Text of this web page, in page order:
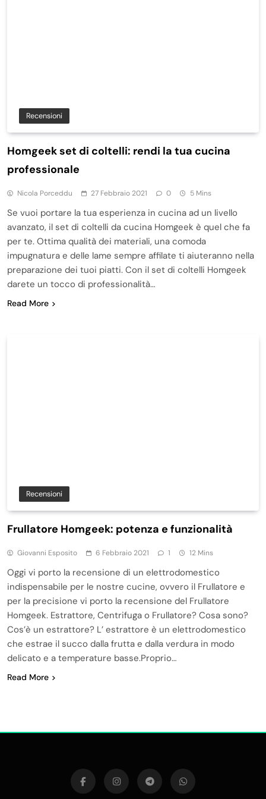
Recensioni
Homgeek set di coltelli: rendi la tua cucina
professionale
Nicola Porceddu 27 Febbraio 2021 0 5 Mins
Se vuoi portare la tua esperienza in cucina ad un livello
avanzato, il set di coltelli da cucina Homgeek è quel che fa
per te. Ottima qualità dei materiali, una comoda
impugnatura e delle lame sempre affilate ti aiuteranno nella
preparazione dei tuoi piatti. Con il set di coltelli Homgeek
darete un tocco di professionalità…
Read More
Recensioni
Frullatore Homgeek: potenza e funzionalità
Giovanni Esposito 6 Febbraio 2021 1 12 Mins
Oggi vi porto la recensione di un elettrodomestico
indispensabile per le nostre cucine, ovvero il Frullatore e
per la precisione vi porto la recensione del Frullatore
Homgeek. Estrattore, Centrifuga o Frullatore? Cosa sono?
Cos’è un estrattore? L’ estrattore è un elettrodomestico
che estrae il succo dalla frutta e dalla verdura in modo
delicato e a temperature basse.Proprio…
Read More